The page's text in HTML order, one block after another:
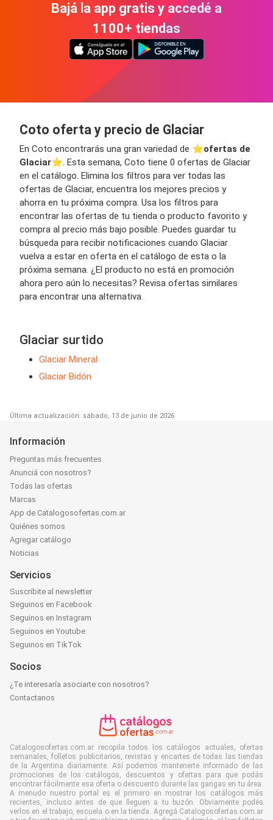
Bajá la app gratis y accedé a
1100+ tiendas
Coto oferta y precio de Glaciar
En Coto encontrarás una gran variedad de ⭐️ofertas de
Glaciar⭐️. Esta semana, Coto tiene 0 ofertas de Glaciar
en el catálogo. Elimina los filtros para ver todas las
ofertas de Glaciar, encuentra los mejores precios y
ahorra en tu próxima compra. Usa los filtros para
encontrar las ofertas de tu tienda o producto favorito y
compra al precio más bajo posible. Puedes guardar tu
búsqueda para recibir notificaciones cuando Glaciar
vuelva a estar en oferta en el catálogo de esta o la
próxima semana. ¿El producto no está en promoción
ahora pero aún lo necesitas? Revisa ofertas similares
para encontrar una alternativa.
Glaciar surtido
Glaciar Mineral
Glaciar Bidón
Última actualización: sábado, 13 de junio de 2026
Información
Preguntas más frecuentes
Anunciá con nosotros?
Todas las ofertas
Marcas
App de Catalogosofertas.com.ar
Quiénes somos
Agregar catálogo
Noticias
Servicios
Suscribite al newsletter
Seguinos en Facebook
Seguinos en Instagram
Seguinos en Youtube
Seguinos en TikTok
Socios
¿Te interesaría asociarte con nosotros?
Contactanos
Catalogosofertas.com.ar recopila todos los catálogos actuales, ofertas
semanales, folletos publicitarios, revistas y encartes de todas las tiendas
de la Argentina diariamente. Así podemos mantenerte informado de las
promociones de los catálogos, descuentos y ofertas para que podás
encontrar fácilmente esa oferta o descuento durante las gangas en tu área.
A menudo nuestro portal es el primero en mostrar los catálogos más
recientes, incluso antes de que lleguen a tu buzón. Obviamente podés
verlos en el trabajo, escuela o en la tienda. Agregá Catalogosofertas.com.ar